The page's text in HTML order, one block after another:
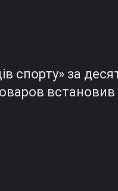
спорту» за
встановив